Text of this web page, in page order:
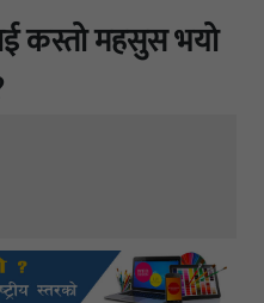
कस्तो महसुस भयो